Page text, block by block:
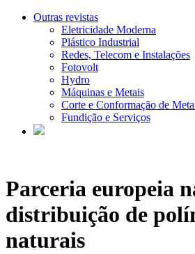
Outras revistas
Eletricidade Moderna
Plástico Industrial
Redes, Telecom e Instalações
Fotovolt
Hydro
Máquinas e Metais
Corte e Conformação de
Fundição e Serviços
Parceria europeia
distribuição de
naturais